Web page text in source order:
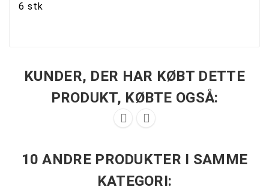
6 stk
KUNDER, DER HAR KØBT DETTE
PRODUKT, KØBTE OGSÅ:
 
10 ANDRE PRODUKTER I SAMME
KATEGORI: